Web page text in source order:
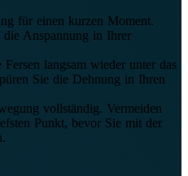
für einen kurzen Moment.
Anspannung in Ihrer
langsam wieder unter das
Sie die Dehnung in Ihren
vollständig. Vermeiden
Punkt, bevor Sie mit der